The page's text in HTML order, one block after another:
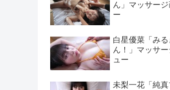
ん」マッサージ
ー
白星優菜「み
ん！」マッサ
ュー
未梨一花「純